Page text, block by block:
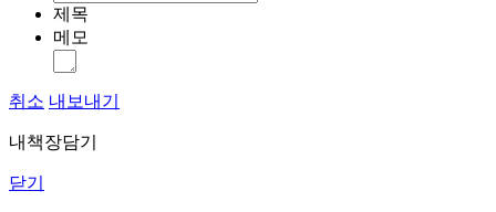
제목
메모
취소 내보내기
내책장담기
닫기